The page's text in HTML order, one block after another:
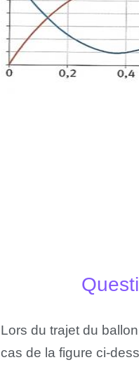
Lors du trajet du
cas de la figure ci-